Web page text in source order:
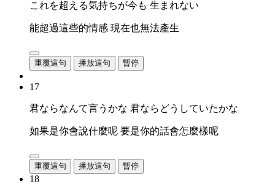
これを超える気持ちが今も 生まれない
能超過這些的情感 現在也無法產生
重覆這句 播放這句 暫停
17
君ならなんて言うかな 君ならどうしていたかな
如果是你會說什麼呢 要是你的話會怎麼樣呢
重覆這句 播放這句 暫停
18